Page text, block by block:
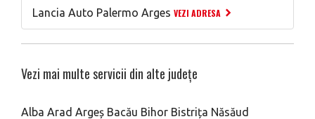
Lancia Auto Palermo Arges VEZI ADRESA
Vezi mai multe servicii din alte județe
Alba Arad Argeș Bacău Bihor Bistrița Năsăud